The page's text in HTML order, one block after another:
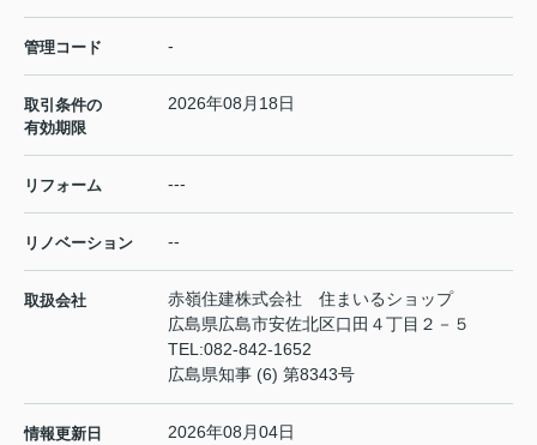
管理コード -
取引条件の
有効期限
2026年08月18日
リフォーム ---
リノベーション --
取扱会社
赤嶺住建株式会社 住まいるショップ
広島県広島市安佐北区口田４丁目２－５
TEL:082-842-1652
広島県知事 (6) 第8343号
情報更新日 2026年08月04日